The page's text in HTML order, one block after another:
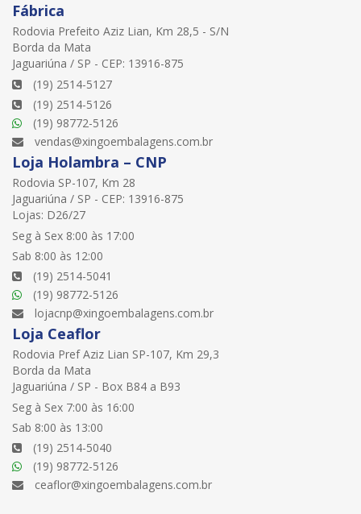
Fábrica
Rodovia Prefeito Aziz Lian, Km 28,5 - S/N
Borda da Mata
Jaguariúna / SP - CEP: 13916-875
(19) 2514-5127
(19) 2514-5126
(19) 98772-5126
vendas@xingoembalagens.com.br
Loja Holambra – CNP
Rodovia SP-107, Km 28
Jaguariúna / SP - CEP: 13916-875
Lojas: D26/27
Seg à Sex 8:00 às 17:00
Sab 8:00 às 12:00
(19) 2514-5041
(19) 98772-5126
lojacnp@xingoembalagens.com.br
Loja Ceaflor
Rodovia Pref Aziz Lian SP-107, Km 29,3
Borda da Mata
Jaguariúna / SP - Box B84 a B93
Seg à Sex 7:00 às 16:00
Sab 8:00 às 13:00
(19) 2514-5040
(19) 98772-5126
ceaflor@xingoembalagens.com.br